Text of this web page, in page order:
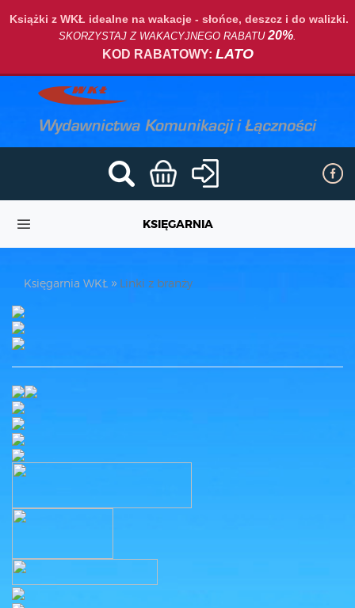
Książki z WKŁ idealne na wakacje - słońce, deszcz i do walizki.
SKORZYSTAJ Z WAKACYJNEGO RABATU20%.
KOD RABATOWY: LATO
KSIĘGARNIA
Księgarnia WKŁ Linki z branży